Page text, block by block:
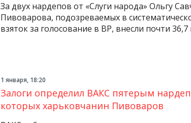
За двух нардепов от «Слуги народа» Ольгу
Пивоварова, подозреваемых в
взяток за голосование в ВР, внесли почти 36,7
1 января, 18:20
Залоги определил ВАКС пятерым
которых харьковчанин Пивоваров